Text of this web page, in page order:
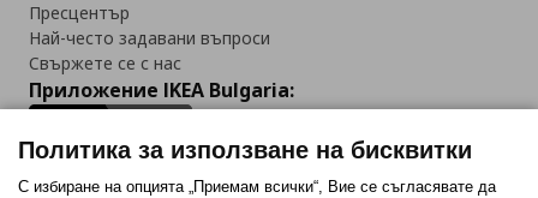
Пресцентър
Най-често задавани въпроси
Свържете се с нас
Приложение IKEA Bulgaria:
Политика за използване на бисквитки
С избиране на опцията „Приемам всички“, Вие се съгласявате да